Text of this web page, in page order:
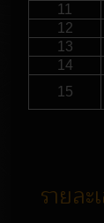
11
12
13
14
15
รายล